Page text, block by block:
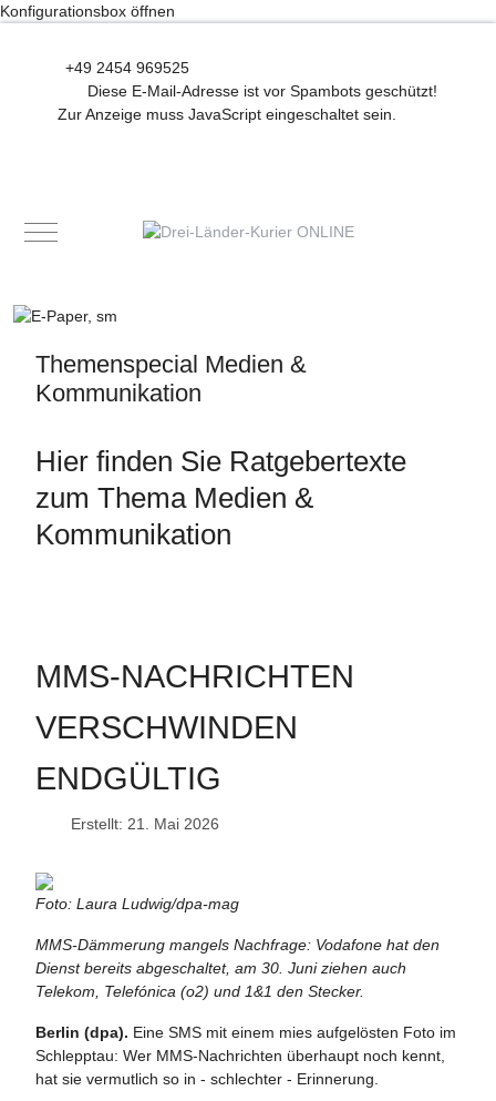
Konfigurationsbox öffnen
+49 2454 969525
Diese E-Mail-Adresse ist vor Spambots geschützt!
Zur Anzeige muss JavaScript eingeschaltet sein.
Mobile Menu Toggle
Themenspecial Medien &
Kommunikation
Hier finden Sie Ratgebertexte
zum Thema Medien &
Kommunikation
MMS-NACHRICHTEN
VERSCHWINDEN
ENDGÜLTIG
Erstellt: 21. Mai 2026
Foto: Laura Ludwig/dpa-mag
MMS-Dämmerung mangels Nachfrage: Vodafone hat den
Dienst bereits abgeschaltet, am 30. Juni ziehen auch
Telekom, Telefónica (o2) und 1&1 den Stecker.
Berlin (dpa). Eine SMS mit einem mies aufgelösten Foto im
Schlepptau: Wer MMS-Nachrichten überhaupt noch kennt,
hat sie vermutlich so in - schlechter - Erinnerung.